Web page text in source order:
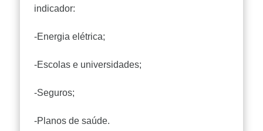
indicador:
-Energia elétrica;
-Escolas e universidades;
-Seguros;
-Planos de saúde.